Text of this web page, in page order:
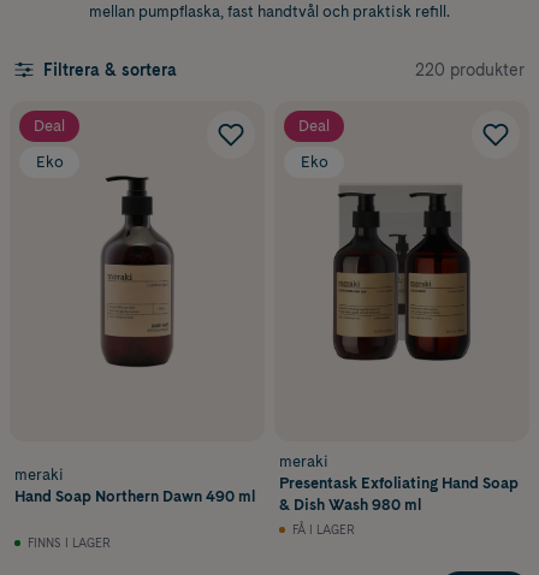
mellan pumpflaska, fast handtvål och praktisk refill.
Filtrera & sortera 220 produkter
Deal
Eko
meraki
Hand Soap Northern Dawn 490 ml
FINNS I LAGER
Deal
Eko
meraki
Presentask Exfoliating Hand Soap
& Dish Wash 980 ml
FÅ I LAGER